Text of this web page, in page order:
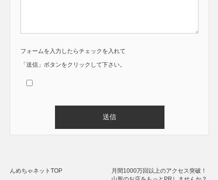
フォームを入力したらチェックを入れて
「送信」ボタンをクリックして下さい。
んめちゃネットTOP
月間1000万回以上のアクセス突破！